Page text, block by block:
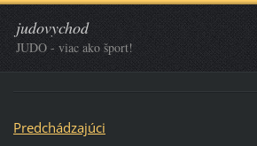
judovychod
JUDO - viac ako šport!
Predchádzajúci